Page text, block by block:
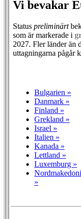
Vi bevakar
Status preliminärt
som är markerade i
2027. Fler länder än
uttagningarna pågår
Bulgarien »
Danmark »
Finland »
Grekland »
Israel »
Italien »
Kanada »
Lettland »
Luxemburg »
»